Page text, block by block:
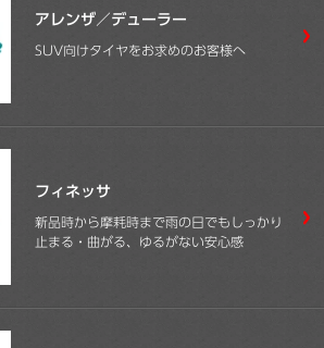
アレンザ／デューラー
SUV向けタイヤをお求めのお客様へ
フィネッサ
新品時から摩耗時まで雨の日でもしっかり
止まる・曲がる、ゆるがない安心感